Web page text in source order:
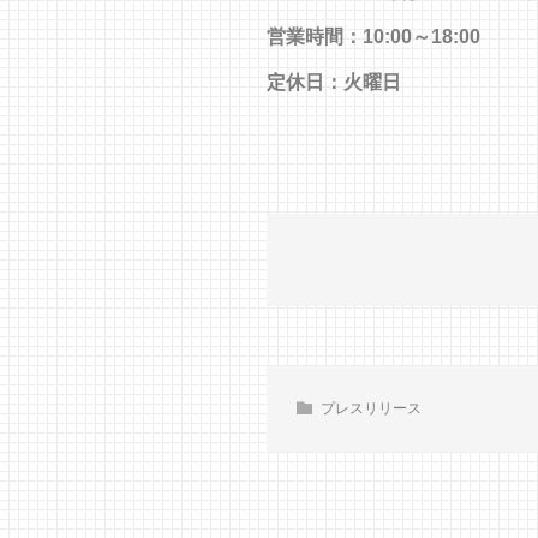
営業時間：10:00～18:00
定休日：火曜日
プレスリリース